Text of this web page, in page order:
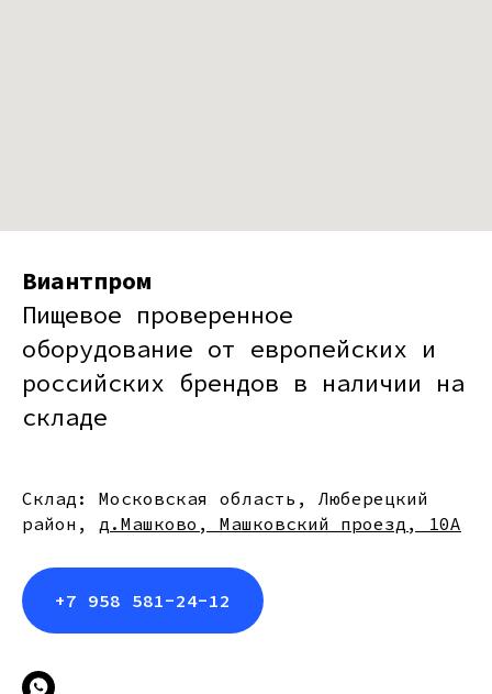
Виантпром
Пищевое проверенное
оборудование от европейских и
российских брендов в наличии на
складе
Склад: Московская область, Люберецкий
район, д.Машково, Машковский проезд, 10А
+7 958 581-24-12